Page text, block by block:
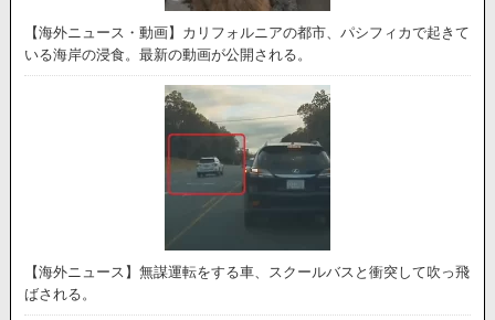
【海外ニュース・動画】カリフォルニアの都市、パシフィカで起きて
いる海岸の浸食。最新の動画が公開される。
【海外ニュース】無謀運転をする車、スクールバスと衝突して吹っ飛
ばされる。